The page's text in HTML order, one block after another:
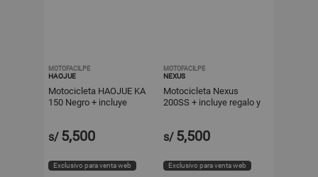
MOTOFACILPE
HAOJUE
Motocicleta HAOJUE KA
150 Negro + incluye
s/ 5,500
Exclusivo para venta web
MOTOFACILPE
NEXUS
Motocicleta Nexus
200SS + incluye regalo y
s/ 5,500
Exclusivo para venta web